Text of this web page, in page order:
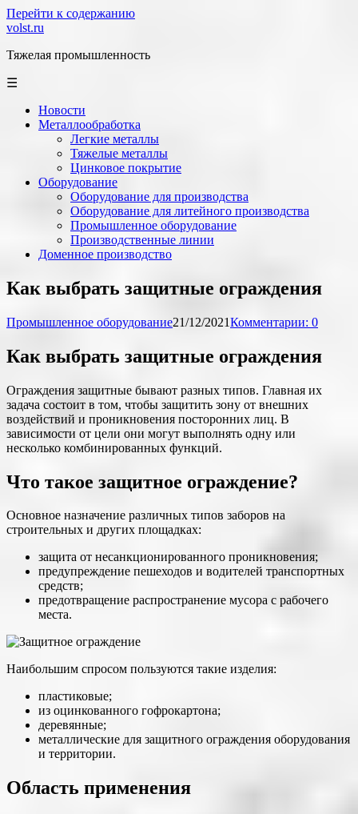
Перейти к содержанию
volst.ru
Тяжелая промышленность
☰
Новости
Металлообработка
Легкие металлы
Тяжелые металлы
Цинковое покрытие
Оборудование
Оборудование для производства
Оборудование для литейного производства
Промышленное оборудование
Производственные линии
Доменное производство
Как выбрать защитные ограждения
Промышленное оборудование21/12/2021Комментарии: 0
Как выбрать защитные ограждения
Ограждения защитные бывают разных типов. Главная их
задача состоит в том, чтобы защитить зону от внешних
воздействий и проникновения посторонних лиц. В
зависимости от цели они могут выполнять одну или
несколько комбинированных функций.
Что такое защитное ограждение?
Основное назначение различных типов заборов на
строительных и других площадках:
защита от несанкционированного проникновения;
предупреждение пешеходов и водителей транспортных
средств;
предотвращение распространение мусора с рабочего
места.
Наибольшим спросом пользуются такие изделия:
пластиковые;
из оцинкованного гофрокартона;
деревянные;
металлические для защитного ограждения оборудования
и территории.
Область применения